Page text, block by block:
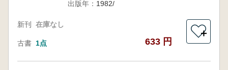
出版年： 1982/
新刊 在庫なし
古書 1点 633 円
＋